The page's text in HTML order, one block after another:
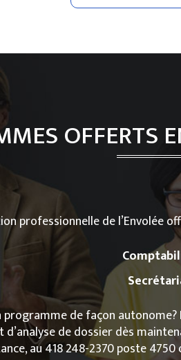
OFFERTS
professionnelle de l’Envolée
de façon
de dossier dès
au 418 248-2370 poste 4750